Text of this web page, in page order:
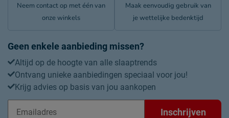
Neem contact op met één van
onze winkels
Maak eenvoudig gebruik van
je wettelijke bedenktijd
Geen enkele aanbieding missen?
Altijd op de hoogte van alle slaaptrends
Ontvang unieke aanbiedingen speciaal voor jou!
Krijg advies op basis van jou aankopen
Inschrijven